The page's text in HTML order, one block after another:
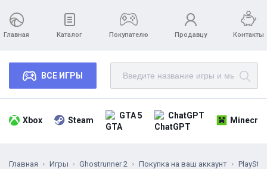
Главная Каталог Покупателю Продавцу Контакты
ВСЕ ИГРЫ
Xbox Steam GTA 5 ChatGPT
Главная Игры Ghostrunner 2 Покупка на ваш аккаунт